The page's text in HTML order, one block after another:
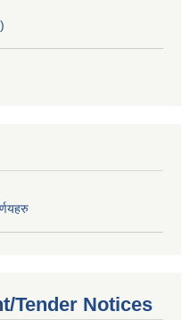
Tender Notices